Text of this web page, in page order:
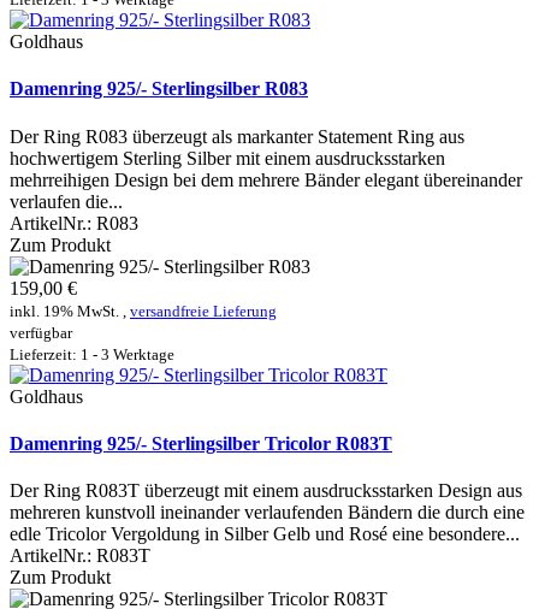
Goldhaus
Damenring 925/- Sterlingsilber R083
Der Ring R083 überzeugt als markanter Statement Ring aus
hochwertigem Sterling Silber mit einem ausdrucksstarken
mehrreihigen Design bei dem mehrere Bänder elegant übereinander
verlaufen die...
ArtikelNr.: R083
Zum Produkt
159,00 €
inkl. 19% MwSt. , versandfreie Lieferung
verfügbar
Lieferzeit: 1 - 3 Werktage
Goldhaus
Damenring 925/- Sterlingsilber Tricolor R083T
Der Ring R083T überzeugt mit einem ausdrucksstarken Design aus
mehreren kunstvoll ineinander verlaufenden Bändern die durch eine
edle Tricolor Vergoldung in Silber Gelb und Rosé eine besondere...
ArtikelNr.: R083T
Zum Produkt